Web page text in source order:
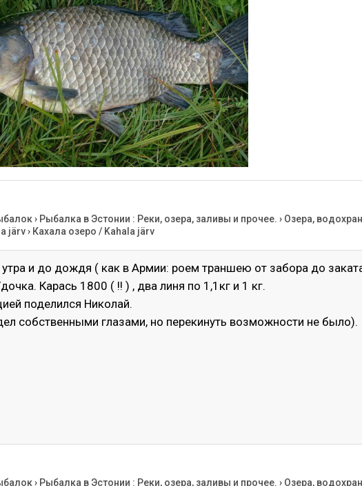
› Рыбалка в Эстонии : Реки, озера, заливы и прочее. › Озера,
järv› Кахала озеро / Kahala järv
утра и до дождя ( как в Армии: роем траншею от забора до
Карась 1800 ( !! ) , два линя по 1,1кг и 1 кг.
поделился Николай.
собственными глазами, но перекинуть возможности не было).
› Рыбалка в Эстонии : Реки, озера, заливы и прочее. › Озера,